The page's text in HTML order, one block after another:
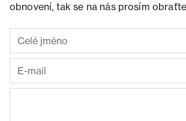
obnovení, tak se na nás prosím